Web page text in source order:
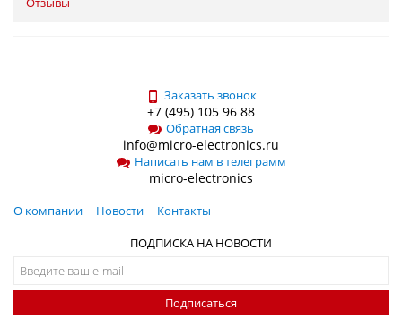
Заказать звонок
+7 (495) 105 96 88
Обратная связь
info@micro-electronics.ru
Написать нам в телеграмм
micro-electronics
О компании Новости
Контакты
ПОДПИСКА НА НОВОСТИ
Подписаться